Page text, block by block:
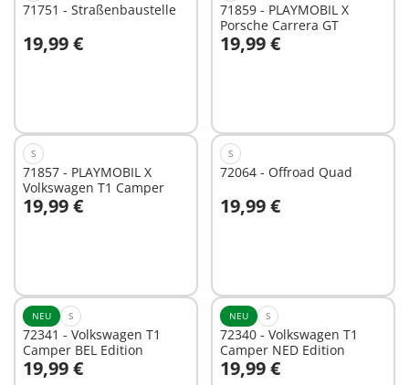
71751 - Straßenbaustelle
19,99 €
In den Warenkorb
71859 - PLAYMOBIL X
Porsche Carrera GT
19,99 €
In den Warenkorb
S
71857 - PLAYMOBIL X
Volkswagen T1 Camper
19,99 €
In den Warenkorb
S
72064 - Offroad Quad
19,99 €
In den Warenkorb
NEU S
72341 - Volkswagen T1
Camper BEL Edition
19,99 €
In den Warenkorb
NEU S
72340 - Volkswagen T1
Camper NED Edition
19,99 €
In den Warenkorb